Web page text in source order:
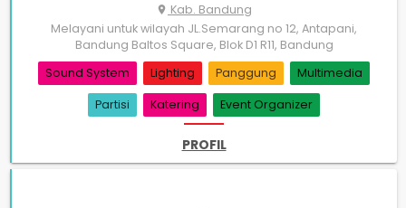
place Kab. Bandung
Melayani untuk wilayah JL.Semarang no 12, Antapani,
Bandung Baltos Square, Blok D1 R11, Bandung
Sound System
Lighting Panggung Multimedia
Partisi Katering Event Organizer
PROFIL